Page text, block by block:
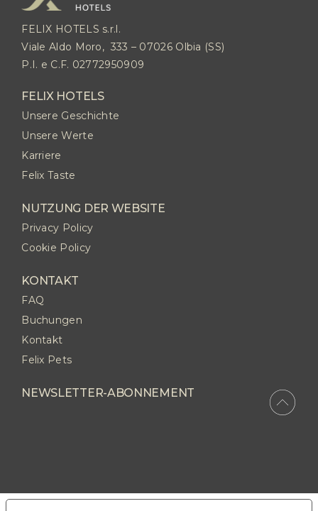
FELIX HOTELS s.r.l.
Viale Aldo Moro, 333 – 07026 Olbia (SS)
P.I. e C.F. 02772950909
FELIX HOTELS
Unsere Geschichte
Unsere Werte
Karriere
Felix Taste
NUTZUNG DER WEBSITE
Privacy Policy
Cookie Policy
KONTAKT
FAQ
Buchungen
Kontakt
Felix Pets
NEWSLETTER-ABONNEMENT